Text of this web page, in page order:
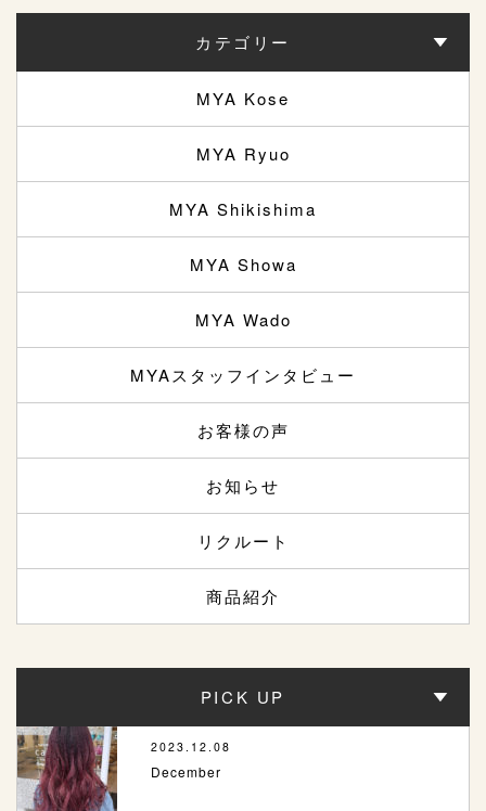
カテゴリー
MYA Kose
MYA Ryuo
MYA Shikishima
MYA Showa
MYA Wado
MYAスタッフインタビュー
お客様の声
お知らせ
リクルート
商品紹介
PICK UP
2023.12.08
December